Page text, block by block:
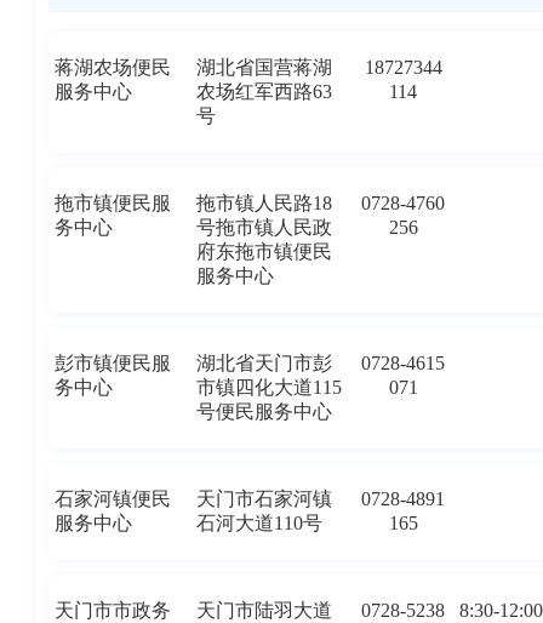
蒋湖农场便民
服务中心
湖北省国营蒋湖
农场红军西路63
号
18727344
114
拖市镇便民服
务中心
拖市镇人民路18
号拖市镇人民政
府东拖市镇便民
服务中心
0728-4760
256
彭市镇便民服
务中心
湖北省天门市彭
市镇四化大道115
号便民服务中心
0728-4615
071
石家河镇便民
服务中心
天门市石家河镇
石河大道110号
0728-4891
165
天门市市政务
天门市陆羽大道
0728-5238
8:30-